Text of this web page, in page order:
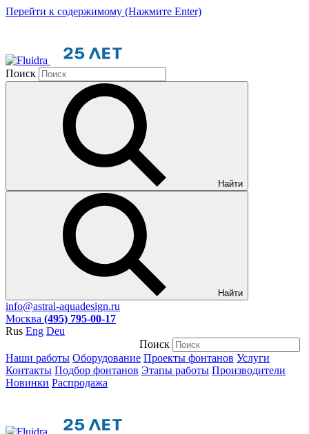
Перейти к содержимому (Нажмите Enter)
Поиск
Найти
Найти
info@astral-aquadesign.ru
Москва (495) 795-00-17
Rus Eng Deu
Поиск
Наши работы Оборудование Проекты фонтанов Услуги
Контакты Подбор фонтанов Этапы работы Производители
Новинки Распродажа